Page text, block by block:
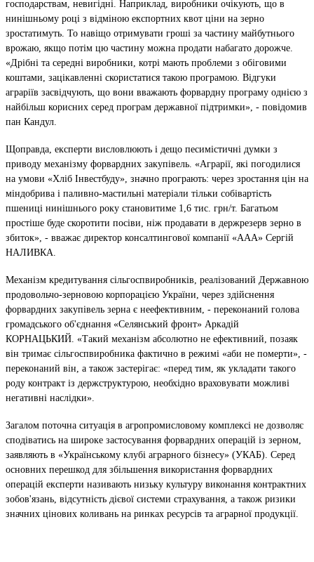
господарствам, невигідні. Наприклад, виробники очікують, що в
нинішньому році з відміною експортних квот ціни на зерно
зростатимуть. То навіщо отримувати гроші за частину майбутнього
врожаю, якщо потім цю частину можна продати набагато дорожче.
«Дрібні та середні виробники, котрі мають проблеми з обіговими
коштами, зацікавленні скористатися такою програмою. Відгуки
аграріїв засвідчують, що вони вважають форвардну програму однією з
найбільш корисних серед програм державної підтримки», - повідомив
пан Кандул.
Щоправда, експерти висловлюють і дещо песимістичні думки з
приводу механізму форвардних закупівель. «Аграрії, які погодилися
на умови «Хліб Інвестбуду», значно програють: через зростання цін на
міндобрива і паливно-мастильні матеріали тільки собівартість
пшениці нинішнього року становитиме 1,6 тис. грн/т. Багатьом
простіше буде скоротити посіви, ніж продавати в держрезерв зерно в
збиток», - вважає директор консалтингової компанії «AAA» Сергій
НАЛИВКА.
Механізм кредитування сільгоспвиробників, реалізований Державною
продовольчо-зерновою корпорацією України, через здійснення
форвардних закупівель зерна є неефективним, - переконаний голова
громадського об'єднання «Селянський фронт» Аркадій
КОРНАЦЬКИЙ. «Такий механізм абсолютно не ефективний, позаяк
він тримає сільгоспвиробника фактично в режимі «аби не померти», -
переконаний він, а також застерігає: «перед тим, як укладати такого
роду контракт із держструктурою, необхідно враховувати можливі
негативні наслідки».
Загалом поточна ситуація в агропромисловому комплексі не дозволяє
сподіватись на широке застосування форвардних операцій із зерном,
заявляють в «Українському клубі аграрного бізнесу» (УКАБ). Серед
основних перешкод для збільшення використання форвардних
операцій експерти називають низьку культуру виконання контрактних
зобов'язань, відсутність дієвої системи страхування, а також ризики
значних цінових коливань на ринках ресурсів та аграрної продукції.